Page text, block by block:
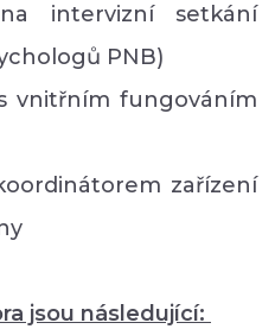
intervizní setkání
PNB)
vnitřním fungováním
zařízení
jsou následující: